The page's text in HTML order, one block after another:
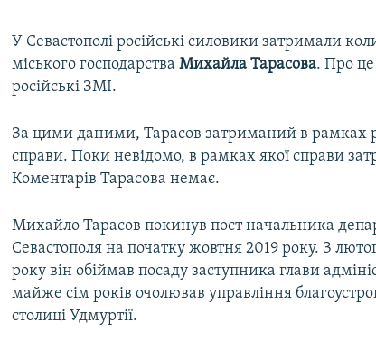
У Севастополі російські силовики затримали
міського господарства Михайла Тарасова. Про це
російські ЗМІ.
За цими даними, Тарасов затриманий в рамках
справи. Поки невідомо, в рамках якої справи
Коментарів Тарасова немає.
Михайло Тарасов покинув пост начальника
Севастополя на початку жовтня 2019 року. З
року він обіймав посаду заступника глави
майже сім років очолював управління
столиці Удмуртії.